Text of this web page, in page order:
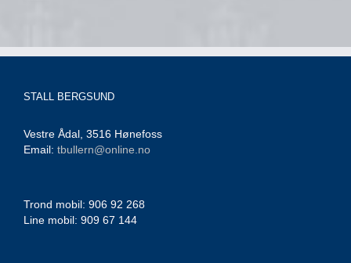
STALL BERGSUND
Vestre Ådal, 3516 Hønefoss
Email: tbullern@online.no
Trond mobil: 906 92 268
Line mobil: 909 67 144